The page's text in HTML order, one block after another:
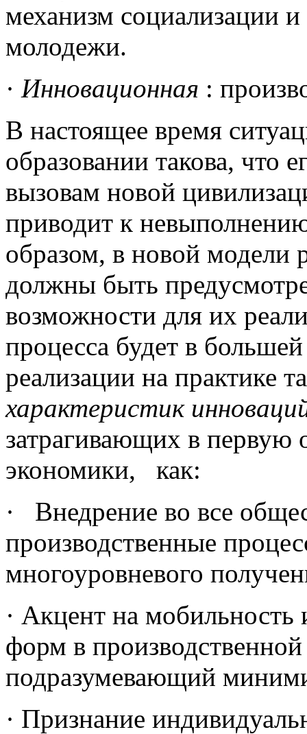
механизм социализации
молодежи.
· Инновационная :
В настоящее время
образовании такова, что
вызовам новой
приводит к
образом, в новой модели
должны быть
возможности для их
процесса будет в
реализации на практике
характеристик
затрагивающих в первую
экономики, как:
· Внедрение во все
производственные
многоуровневого
· Акцент на мобильность
форм в
подразумевающий
· Признание